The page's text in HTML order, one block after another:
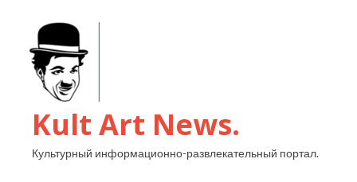
Kult Art News.
Культурный информационно-развлекательный портал.